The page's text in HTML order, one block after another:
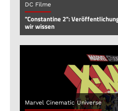
DC Filme
"Constantine 2":
wir wissen
Marvel Cinematic Universe